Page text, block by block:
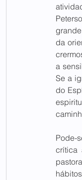
da
a
Se a
do
Pode-
crítica